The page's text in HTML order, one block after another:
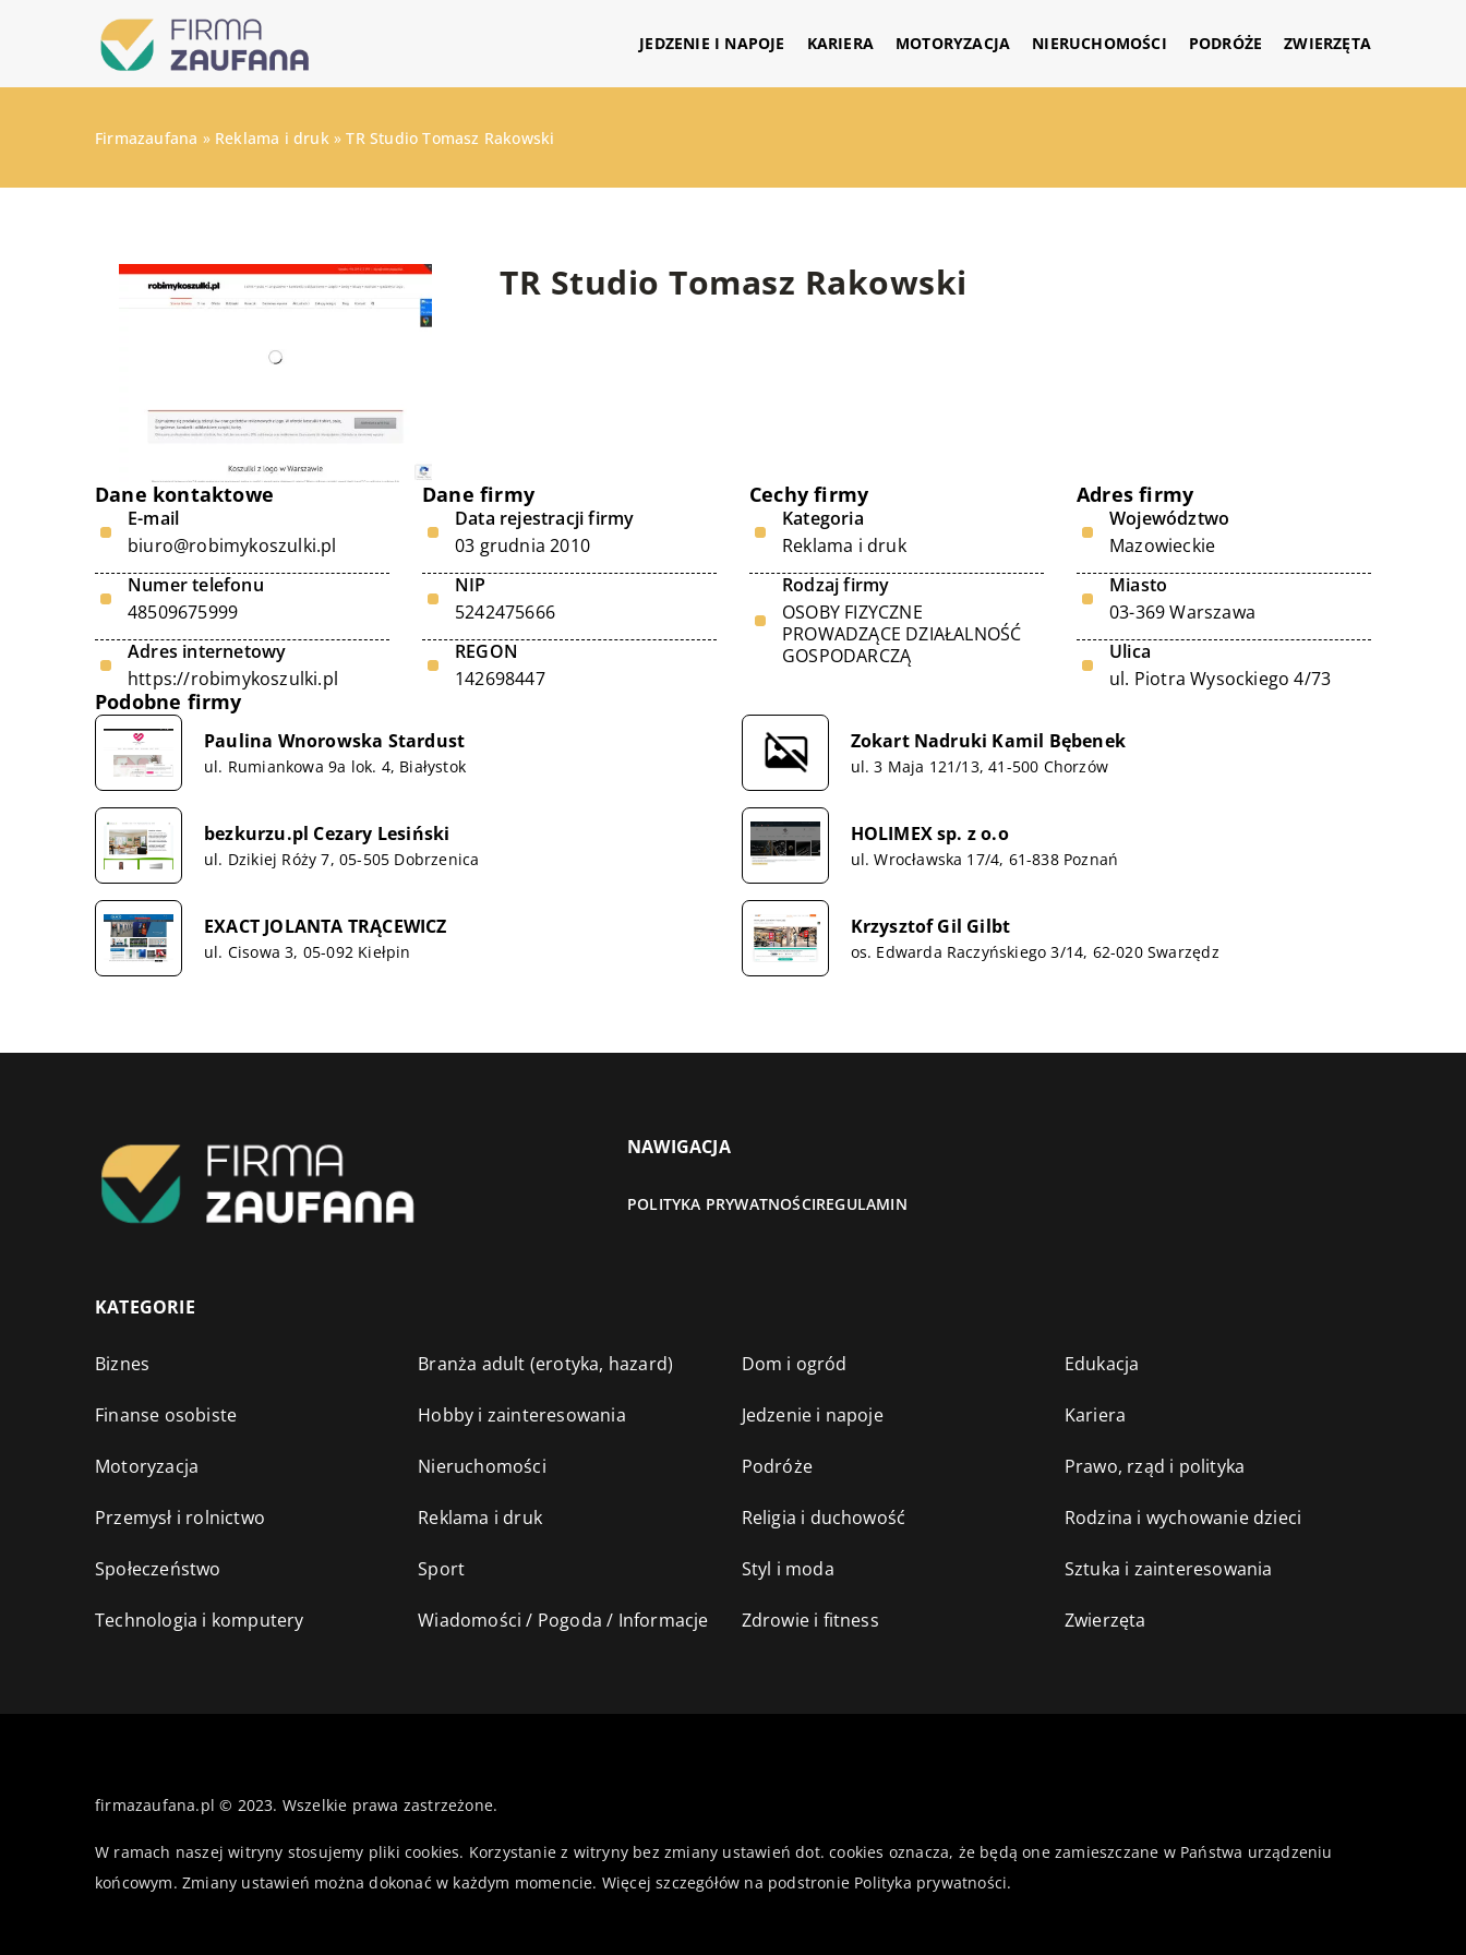
JEDZENIE I NAPOJE KARIERA MOTORYZACJA NIERUCHOMOŚCI PODRÓŻE ZWIERZĘTA
Firmazaufana » Reklama i druk»TR Studio Tomasz Rakowski
TR Studio Tomasz Rakowski
Dane kontaktowe
E-mail
biuro@robimykoszulki.pl
Numer telefonu
48509675999
Adres internetowy
https://robimykoszulki.pl
Dane firmy
Data rejestracji firmy
03 grudnia 2010
NIP
5242475666
REGON
142698447
Cechy firmy
Kategoria
Reklama i druk
Rodzaj firmy
OSOBY FIZYCZNE
PROWADZĄCE DZIAŁALNOŚĆ
GOSPODARCZĄ
Adres firmy
Województwo
Mazowieckie
Miasto
03-369 Warszawa
Ulica
ul. Piotra Wysockiego 4/73
Podobne firmy
Paulina Wnorowska Stardust
ul. Rumiankowa 9a lok. 4, Białystok
Zokart Nadruki Kamil Bębenek
ul. 3 Maja 121/13, 41-500 Chorzów
bezkurzu.pl Cezary Lesiński
ul. Dzikiej Róży 7, 05-505 Dobrzenica
HOLIMEX sp. z o.o
ul. Wrocławska 17/4, 61-838 Poznań
EXACT JOLANTA TRĄCEWICZ
ul. Cisowa 3, 05-092 Kiełpin
Krzysztof Gil Gilbt
os. Edwarda Raczyńskiego 3/14, 62-020 Swarzędz
NAWIGACJA
POLITYKA PRYWATNOŚCIREGULAMIN
KATEGORIE
Biznes Branża adult (erotyka, hazard) Dom i ogród Edukacja
Finanse osobiste Hobby i zainteresowania Jedzenie i napoje Kariera
Motoryzacja Nieruchomości Podróże Prawo, rząd i polityka
Przemysł i rolnictwo Reklama i druk Religia i duchowość Rodzina i wychowanie dzieci
Społeczeństwo Sport Styl i moda Sztuka i zainteresowania
Technologia i komputery Wiadomości / Pogoda / Informacje Zdrowie i fitness Zwierzęta
firmazaufana.pl © 2023. Wszelkie prawa zastrzeżone.
W ramach naszej witryny stosujemy pliki cookies. Korzystanie z witryny bez zmiany ustawień dot. cookies oznacza, że będą one zamieszczane w Państwa urządzeniu
końcowym. Zmiany ustawień można dokonać w każdym momencie. Więcej szczegółów na podstronie Polityka prywatności.